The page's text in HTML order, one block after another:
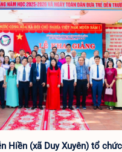
Hiền (xã Duy Xuyên) tổ